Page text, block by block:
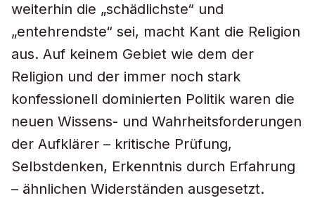
weiterhin die „schädlichste“ und
„entehrendste“ sei, macht Kant die Religion
aus. Auf keinem Gebiet wie dem der
Religion und der immer noch stark
konfessionell dominierten Politik waren die
neuen Wissens- und Wahrheitsforderungen
der Aufklärer – kritische Prüfung,
Selbstdenken, Erkenntnis durch Erfahrung
– ähnlichen Widerständen ausgesetzt.